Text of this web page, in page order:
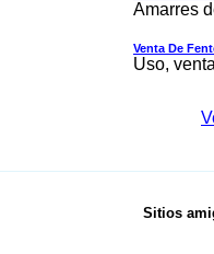
Amarres
Venta De
Uso,
Sitios